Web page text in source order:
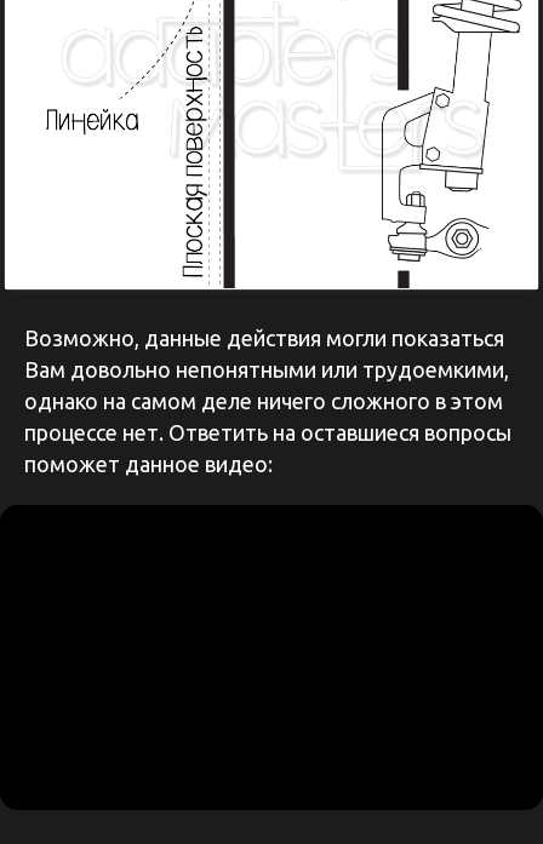
Возможно, данные действия могли показаться
Вам довольно непонятными или трудоемкими,
однако на самом деле ничего сложного в этом
процессе нет. Ответить на оставшиеся вопросы
поможет данное видео: